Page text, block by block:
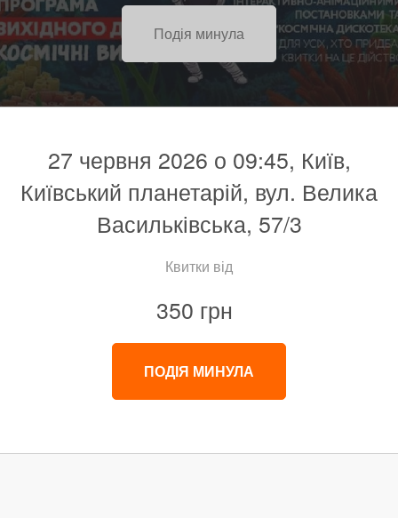
Подія минула
27 червня 2026 о 09:45, Київ,
Київський планетарій, вул. Велика
Васильківська, 57/3
Квитки від
350 грн
ПОДІЯ МИНУЛА